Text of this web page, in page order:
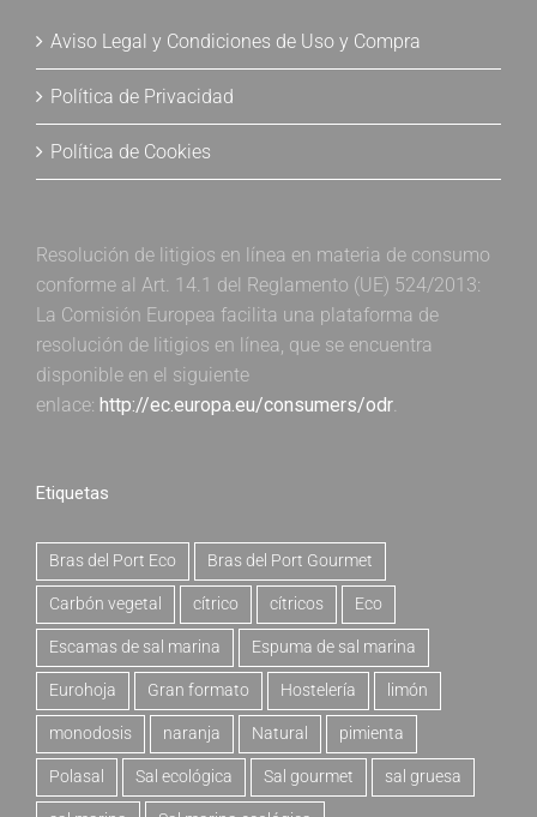
Aviso Legal y Condiciones de Uso y Compra
Política de Privacidad
Política de Cookies
Resolución de litigios en línea en materia de consumo
conforme al Art. 14.1 del Reglamento (UE) 524/2013:
La Comisión Europea facilita una plataforma de
resolución de litigios en línea, que se encuentra
disponible en el siguiente
enlace: http://ec.europa.eu/consumers/odr.
Etiquetas
Bras del Port Eco Bras del Port Gourmet
Carbón vegetal cítrico cítricos Eco
Escamas de sal marina Espuma de sal marina
Eurohoja Gran formato Hostelería limón
monodosis naranja Natural pimienta
Polasal Sal ecológica Sal gourmet sal gruesa